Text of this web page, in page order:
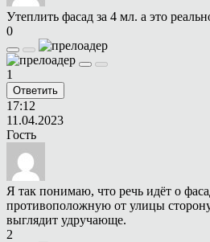
Утеплить фасад за 4 мл. а это
0
1
Ответить
17:12
11.04.2023
Гость
Я так понимаю, что речь идёт о
противоположную от улицы
выглядит удручающе.
2